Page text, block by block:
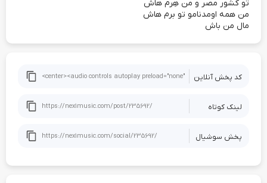
تو کشور مصر و من هِرم هاش
من همه اومدنامو تو برم هاش
مال من باش
کد پخش آنلاین
لینک کوتاه
پخش سوشيال